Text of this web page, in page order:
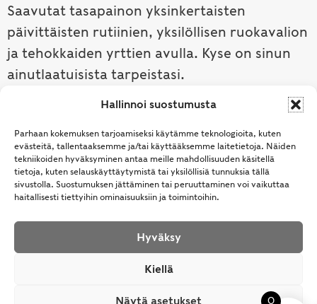
Hallinnoi suostumusta
Parhaan kokemuksen tarjoamiseksi käytämme teknologioita, kuten
evästeitä, tallentaaksemme ja/tai käyttääksemme laitetietoja. Näiden
tekniikoiden hyväksyminen antaa meille mahdollisuuden käsitellä
tietoja, kuten selauskäyttäytymistä tai yksilöllisiä tunnuksia tällä
sivustolla. Suostumuksen jättäminen tai peruuttaminen voi vaikuttaa
haitallisesti tiettyihin ominaisuuksiin ja toimintoihin.
Hyväksy
Kiellä
Näytä asetukset
Saavutat tasapainon yksinkertaisten
päivittäisten rutiinien, yksilöllisen ruokavalion
ja tehokkaiden yrttien avulla. Kyse on sinun
ainutlaatuisista tarpeistasi.
Tutustu ayurvedaan →
© Samhita | Ayurveda -tuotteita suomalaisille jo
vuodesta 1994. All Rights Reserved.
0